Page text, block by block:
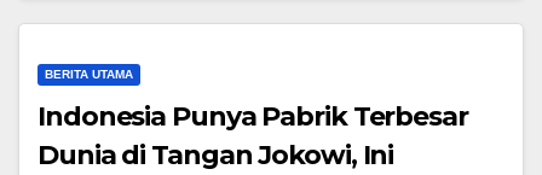
BERITA UTAMA
Indonesia Punya Pabrik Terbesar
Dunia di Tangan Jokowi, Ini